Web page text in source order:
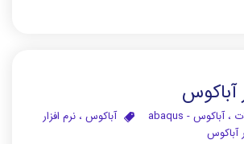
آباکوس
،آباکوس - abaqus آباکوس، نرم افزار
آباکوس